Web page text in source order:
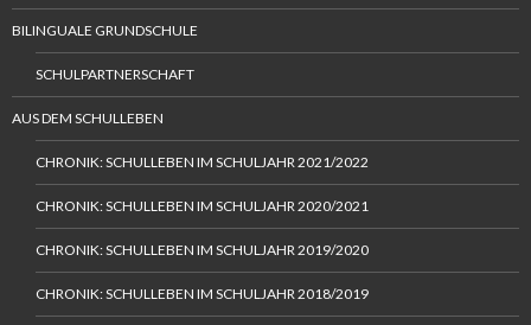
BILINGUALE GRUNDSCHULE
SCHULPARTNERSCHAFT
AUS DEM SCHULLEBEN
CHRONIK: SCHULLEBEN IM SCHULJAHR 2021/2022
CHRONIK: SCHULLEBEN IM SCHULJAHR 2020/2021
CHRONIK: SCHULLEBEN IM SCHULJAHR 2019/2020
CHRONIK: SCHULLEBEN IM SCHULJAHR 2018/2019